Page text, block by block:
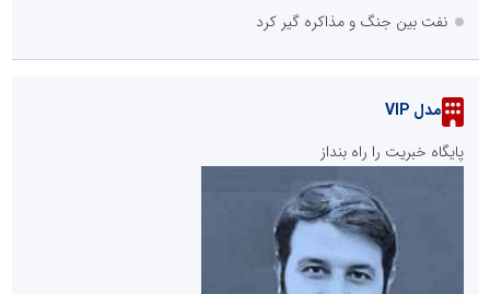
نفت بین جنگ و مذاکره گیر کرد
مدل VIP
پایگاه خبریت را راه بنداز